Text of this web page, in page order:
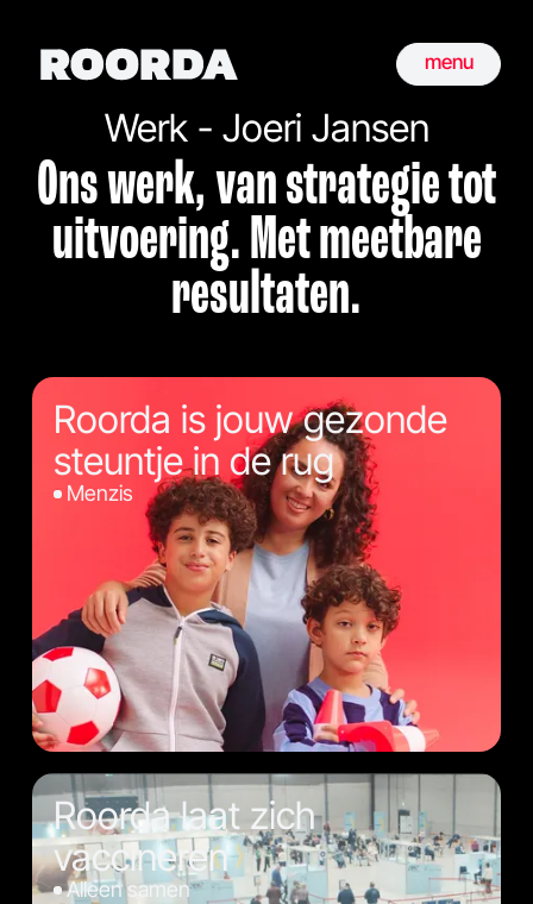
Werk - Joeri Jansen
Ons werk, van strategie tot
uitvoering. Met meetbare
resultaten.
Roorda is jouw gezonde
steuntje in de rug
Menzis
Roorda laat zich
vaccineren
Alleen samen
menu